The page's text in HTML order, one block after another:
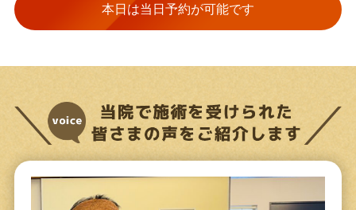
本日は当日予約が可能です